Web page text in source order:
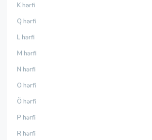
K hərfi
Q hərfi
L hərfi
M hərfi
N hərfi
O hərfi
Ö hərfi
P hərfi
R hərfi